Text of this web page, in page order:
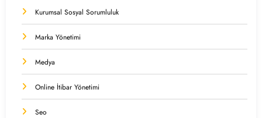
Kurumsal Sosyal Sorumluluk
Marka Yönetimi
Medya
Online İtibar Yönetimi
Seo